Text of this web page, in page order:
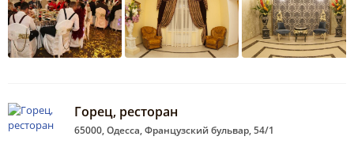
Горец, ресторан
65000, Одесса, Французский бульвар, 54/1